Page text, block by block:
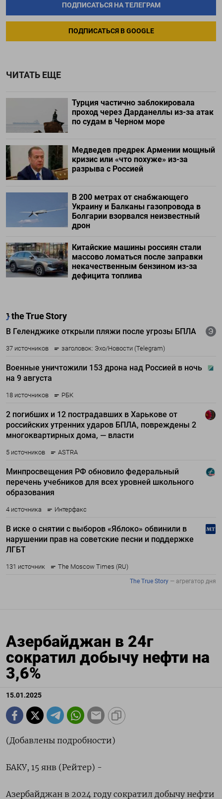
ПОДПИСАТЬСЯ НА ТЕЛЕГРАМ
ПОДПИСАТЬСЯ В GOOGLE
ЧИТАТЬ ЕЩЕ
Турция частично заблокировала
проход через Дарданеллы из-за атак
по судам в Черном море
Медведев предрек Армении мощный
кризис или «что похуже» из-за
разрыва с Россией
В 200 метрах от снабжающего
Украину и Балканы газопровода в
Болгарии взорвался неизвестный
дрон
Китайские машины россиян стали
массово ломаться после заправки
некачественным бензином из-за
дефицита топлива
Азербайджан в 24г
сократил добычу нефти на
3,6%
15.01.2025
(Добавлены подробности)
БАКУ, 15 янв (Рейтер) -
Азербайджан в 2024 году сократил добычу нефти